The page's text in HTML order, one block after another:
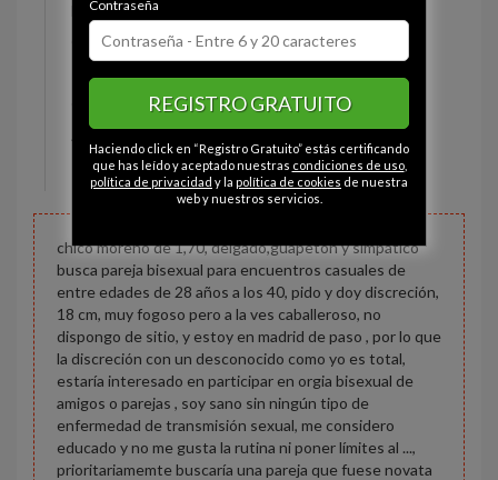
Estado civil:
Ojos: Marrón
Constitución: Delgado
Altura: 168 cm
Peso: 73 kg
chico moreno de 1,70, delgado,guapetón y simpático
busca pareja bisexual para encuentros casuales de
entre edades de 28 años a los 40, pido y doy discreción,
18 cm, muy fogoso pero a la ves caballeroso, no
dispongo de sitio, y estoy en madrid de paso , por lo que
la discreción con un desconocido como yo es total,
estaría interesado en participar en orgia bisexual de
amigos o parejas , soy sano sin ningún tipo de
enfermedad de transmisión sexual, me considero
educado y no me gusta la rutina ni poner límites al ...,
prioritariamemte buscaría una pareja que fuese novata
Contraseña
REGISTRO GRATUITO
Haciendo click en “Registro Gratuito” estás certificando
que has leído y aceptado nuestras condiciones de uso,
política de privacidad y la política de cookies de nuestra
web y nuestros servicios.